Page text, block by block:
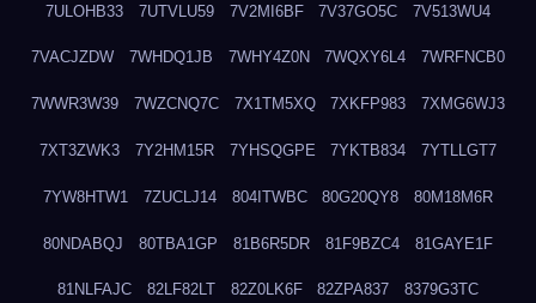
7ULOHB33 7UTVLU59 7V2MI6BF 7V37GO5C 7V513WU4
7VACJZDW 7WHDQ1JB 7WHY4Z0N 7WQXY6L4 7WRFNCB0
7WWR3W39 7WZCNQ7C 7X1TM5XQ 7XKFP983 7XMG6WJ3
7XT3ZWK3 7Y2HM15R 7YHSQGPE 7YKTB834 7YTLLGT7
7YW8HTW1 7ZUCLJ14 804ITWBC 80G20QY8 80M18M6R
80NDABQJ 80TBA1GP 81B6R5DR 81F9BZC4 81GAYE1F
81NLFAJC 82LF82LT 82Z0LK6F 82ZPA837 8379G3TC